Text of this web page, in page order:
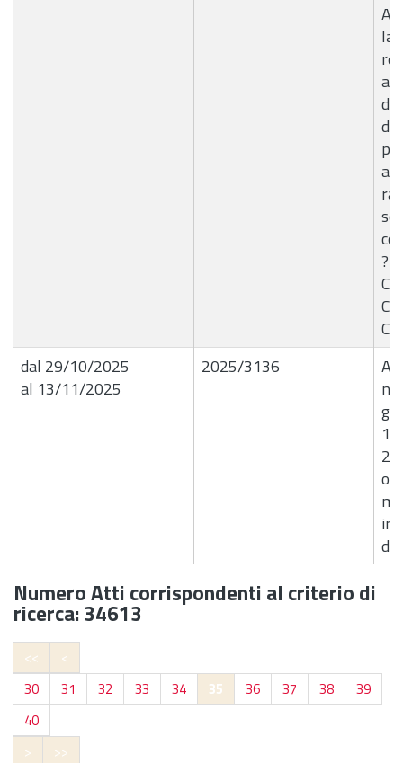
la
di
dal 29/10/2025
al 13/11/2025
2025/3136
Numero Atti corrispondenti al criterio di
ricerca: 34613
<<
<
30
31 32 33 34 35 36 37 38
39
40
>
>>